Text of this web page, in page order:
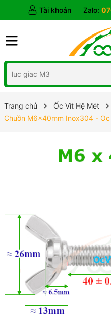
Tài khoản Zalo:
Trang chủ Ốc Vít Hệ Mét
Chuồn M6x40mm Inox304 - Oc